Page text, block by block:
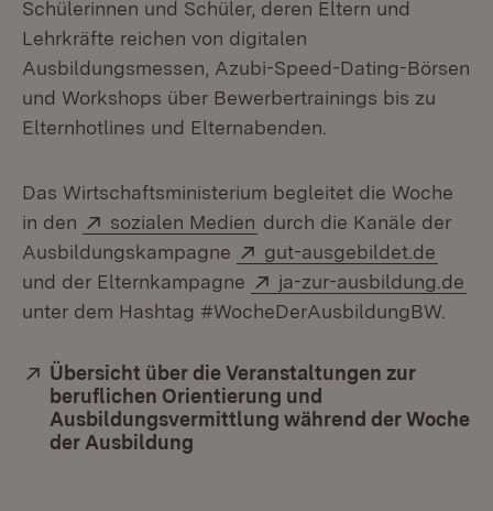
Schülerinnen und Schüler, deren Eltern und
Lehrkräfte reichen von digitalen
Ausbildungsmessen, Azubi-Speed-Dating-Börsen
und Workshops über Bewerbertrainings bis zu
Elternhotlines und Elternabenden.
Das Wirtschaftsministerium begleitet die Woche
in den
Extern:
sozialen Medien (Öffnet in neuem Fenster)
durch die Kanäle der
Ausbildungskampagne
Extern:
gut-ausgebildet.de
und der Elternkampagne
Extern:
ja-zur-ausbildung.de
unter dem Hashtag #WocheDerAusbildungBW.
Extern:
Übersicht über die Veranstaltungen zur
beruflichen Orientierung und
Ausbildungsvermittlung während der Woche
der Ausbildung